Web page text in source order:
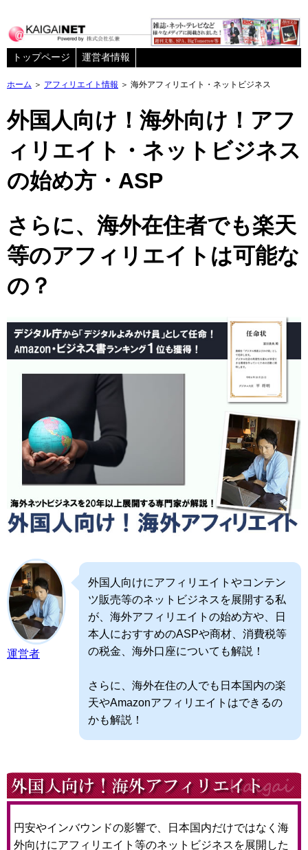
トップページ 運営者情報
ホーム ＞ アフィリエイト情報 ＞ 海外アフィリエイト・ネットビジネス
外国人向け！海外向け！アフ
ィリエイト・ネットビジネス
の始め方・ASP
さらに、海外在住者でも楽天
等のアフィリエイトは可能な
の？
運営者
外国人向けにアフィリエイトやコンテン
ツ販売等のネットビジネスを展開する私
が、海外アフィリエイトの始め方や、日
本人におすすめのASPや商材、消費税等
の税金、海外口座についても解説！
さらに、海外在住の人でも日本国内の楽
天やAmazonアフィリエイトはできるの
かも解説！
円安やインバウンドの影響で、日本国内だけではなく海
外向けにアフィリエイト等のネットビジネスを展開した